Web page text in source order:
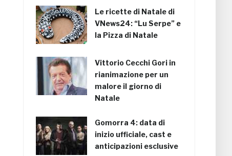
Le ricette di Natale di
VNews24: “Lu Serpe” e
la Pizza di Natale
Vittorio Cecchi Gori in
rianimazione per un
malore il giorno di
Natale
Gomorra 4: data di
inizio ufficiale, cast e
anticipazioni esclusive